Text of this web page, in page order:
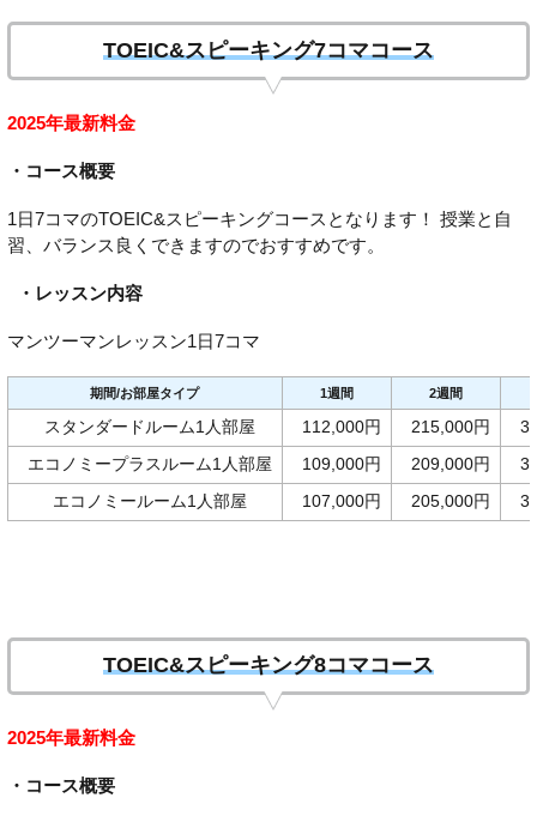
TOEIC&スピーキング7コマコース
2025年最新料金
・コース概要
1日7コマのTOEIC&スピーキングコースとなります！ 授業と自
習、バランス良くできますのでおすすめです。
・レッスン内容
マンツーマンレッスン1日7コマ
期間/お部屋タイプ 1週間 2週間
スタンダードルーム1人部屋 112,000円 215,000円
エコノミープラスルーム1人部屋 109,000円 209,000円
エコノミールーム1人部屋 107,000円 205,000円
TOEIC&スピーキング8コマコース
2025年最新料金
・コース概要